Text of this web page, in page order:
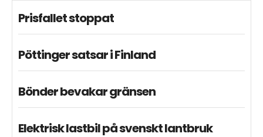
Prisfallet stoppat
Pöttinger satsar i Finland
Bönder bevakar gränsen
Elektrisk lastbil på svenskt lantbruk